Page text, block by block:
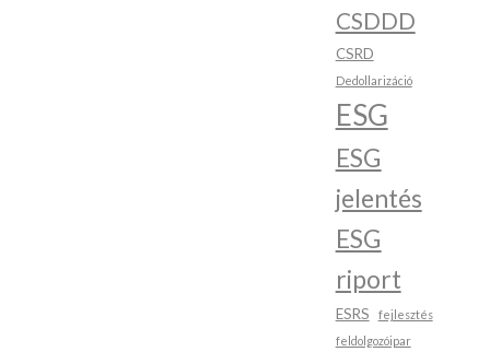
CSDDD
CSRD
Dedollarizáció
ESG
ESG
jelentés
ESG
riport
ESRS
fejlesztés
feldolgozóipar